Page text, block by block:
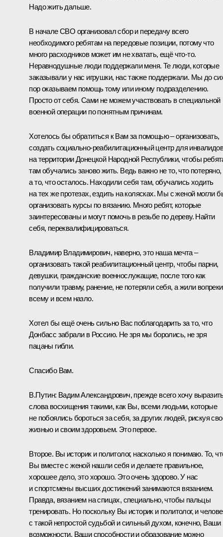
Надо жить дальше.
В начале СВО организовал сбор и передачу всего
необходимого ребятам на передовые позиции, потому что
много расходников может им не хватать, ещё что-то.
Неравнодушные люди поддержали меня. Те люди, которые
заказывали у нас игрушки, нас также поддержали. Мы до
пор оказываем помощь тому или иному подразделению.
Просто от себя. Сами не можем участвовать в специальной
военной операции по понятным причинам.
Хотелось бы обратиться к Вам за помощью – организовать,
создать социально-реабилитационный центр для инвалидов
на территории Донецкой Народной Республики, чтобы
там обучались заново жить. Ведь важно не то, что потеряно,
а то, что осталось. Находили себя там, обучались ходить
на тех же протезах, ездить на колясках. Мы с женой могли
организовать курсы по вязанию. Много ребят, которые
заинтересованы и могут помочь в резьбе по дереву. Найти
себя, переквалифицироваться.
Владимир Владимирович, наверно, это наша мечта ‒
организовать такой реабилитационный центр, чтобы парни,
девушки, гражданские военнослужащие, после того как
получили травму, ранение, не потеряли себя, а жили вопреки
всему и всем назло.
Хотел бы ещё очень сильно Вас поблагодарить за то, что
Донбасс забрали в Россию. Не зря мы боролись, не зря
пацаны гибли.
Спасибо Вам.
В.Путин: Вадим Александрович, прежде всего хочу
слова восхищения такими, как Вы, всеми людьми, которые
не побоялись бороться за себя, за других людей, рискуя
жизнью и своим здоровьем. Это первое.
Второе. Вы историк и политолог, насколько я понимаю. То,
Вы вместе с женой нашли себя и делаете правильное,
хорошее дело, это хорошо. Это очень здорово. У нас
и спортсмены высших достижений занимаются вязанием.
Правда, вязанием на спицах, специально, чтобы пальцы
тренировать. Но поскольку Вы историк и политолог, и
с такой непростой судьбой и сильный духом, конечно, Ваши
возможности, Ваши способности и образование можно